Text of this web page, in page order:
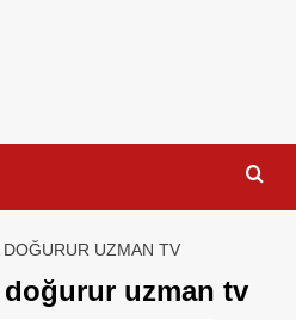
DOĞURUR UZMAN TV
uzman tv